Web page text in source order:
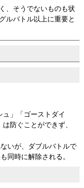
、そうでないものも状
ルバトル以上に重要と
」「ゴーストダイ
防ぐことができず、
いが、ダブルバトルで
同時に解除される。